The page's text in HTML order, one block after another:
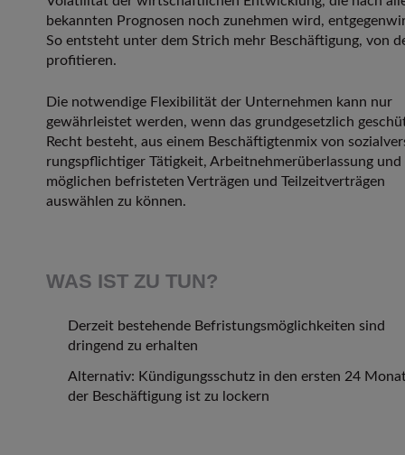
bekannten Prognosen noch zunehmen wird,
So ent­steht unter dem Strich mehr Beschäftigung, von
profitieren.
Die notwendige Flexibilität der Unternehmen kann nur
gewährleistet werden, wenn das grundgesetzlich
Recht besteht, aus einem Beschäftigtenmix von
rungspflichtiger Tätigkeit, Arbeitnehmerüberlas­sung und
möglichen befristeten Verträgen und Teilzeitverträgen
auswählen zu können.
WAS IST ZU TUN?
Derzeit bestehende Befristungsmöglichkeiten sind
dringend zu erhalten
Alternativ: Kündigungsschutz in den ersten 24
der Beschäftigung ist zu lockern